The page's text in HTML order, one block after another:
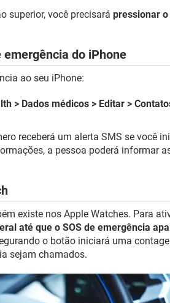
superior, você precisará pressionar
do iPhone
ao seu iPhone:
> Dados médicos > Editar >
receberá um alerta SMS se você
a pessoa poderá informar
existe nos Apple Watches. Para
até que o SOS de emergência
o botão iniciará uma
sejam chamados.